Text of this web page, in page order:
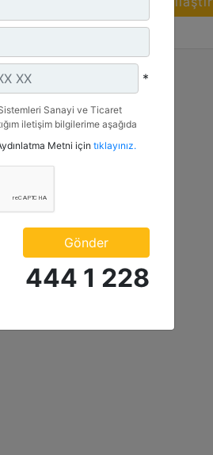
*
Sanayi ve Ticaret
iletişim bilgilerime aşağıda
izin veriyorum.
Metni için tıklayınız.
Gönder
444 1 228